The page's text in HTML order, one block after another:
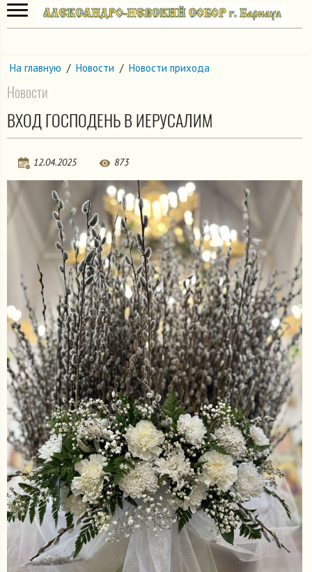
На главную / Новости / Новости прихода
Новости
ВХОД ГОСПОДЕНЬ В ИЕРУСАЛИМ
12.04.2025 873